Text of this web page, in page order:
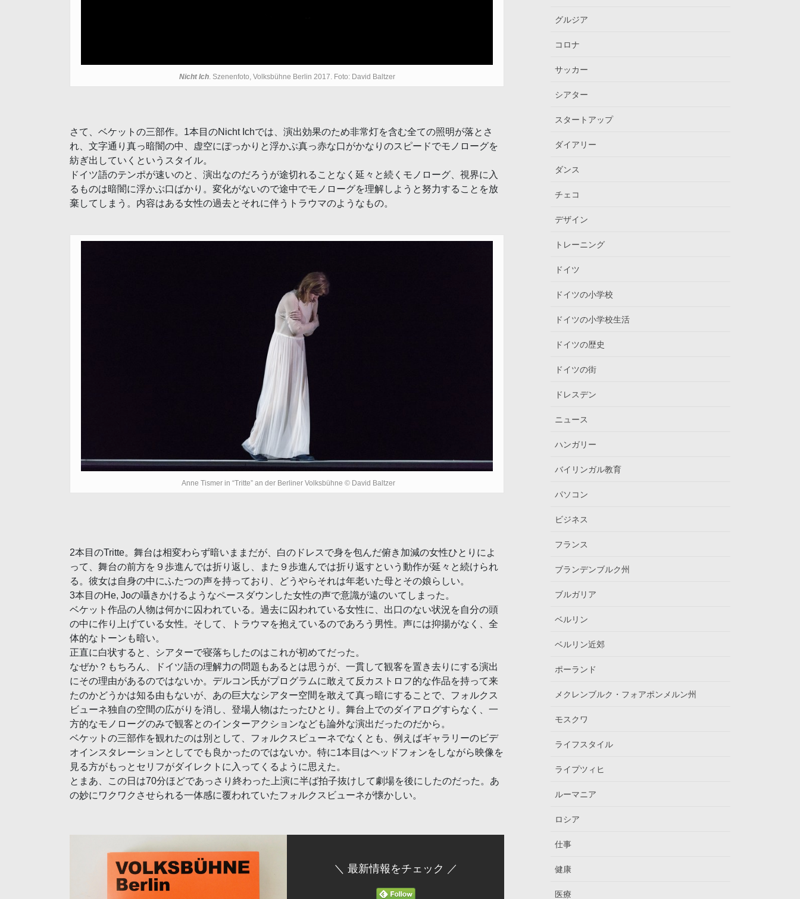
Nicht Ich. Szenenfoto, Volksbühne Berlin 2017. Foto: David Baltzer
さて、ベケットの三部作。1本目のNicht Ichでは、演出効果のため非常灯を含む全ての照明が落とさ
れ、文字通り真っ暗闇の中、虚空にぽっかりと浮かぶ真っ赤な口がかなりのスピードでモノローグを
紡ぎ出していくというスタイル。
ドイツ語のテンポが速いのと、演出なのだろうが途切れることなく延々と続くモノローグ、視界に入
るものは暗闇に浮かぶ口ばかり。変化がないので途中でモノローグを理解しようと努力することを放
棄してしまう。内容はある女性の過去とそれに伴うトラウマのようなもの。
Anne Tismer in “Tritte” an der Berliner Volksbühne © David Baltzer
2本目のTritte。舞台は相変わらず暗いままだが、白のドレスで身を包んだ俯き加減の女性ひとりによ
って、舞台の前方を９歩進んでは折り返し、また９歩進んでは折り返すという動作が延々と続けられ
る。彼女は自身の中にふたつの声を持っており、どうやらそれは年老いた母とその娘らしい。
3本目のHe, Joの囁きかけるようなペースダウンした女性の声で意識が遠のいてしまった。
ベケット作品の人物は何かに囚われている。過去に囚われている女性に、出口のない状況を自分の頭
の中に作り上げている女性。そして、トラウマを抱えているのであろう男性。声には抑揚がなく、全
体的なトーンも暗い。
正直に白状すると、シアターで寝落ちしたのはこれが初めてだった。
なぜか？もちろん、ドイツ語の理解力の問題もあるとは思うが、一貫して観客を置き去りにする演出
にその理由があるのではないか。デルコン氏がプログラムに敢えて反カストロフ的な作品を持って来
たのかどうかは知る由もないが、あの巨大なシアター空間を敢えて真っ暗にすることで、フォルクス
ビューネ独自の空間の広がりを消し、登場人物はたったひとり。舞台上でのダイアログすらなく、一
方的なモノローグのみで観客とのインターアクションなども論外な演出だったのだから。
ベケットの三部作を観れたのは別として、フォルクスビューネでなくとも、例えばギャラリーのビデ
オインスタレーションとしてでも良かったのではないか。特に1本目はヘッドフォンをしながら映像を
見る方がもっとセリフがダイレクトに入ってくるように思えた。
とまあ、この日は70分ほどであっさり終わった上演に半ば拍子抜けして劇場を後にしたのだった。あ
の妙にワクワクさせられる一体感に覆われていたフォルクスビューネが懐かしい。
＼ 最新情報をチェック ／
グルジア
コロナ
サッカー
シアター
スタートアップ
ダイアリー
ダンス
チェコ
デザイン
トレーニング
ドイツ
ドイツの小学校
ドイツの小学校生活
ドイツの歴史
ドイツの街
ドレスデン
ニュース
ハンガリー
バイリンガル教育
パソコン
ビジネス
フランス
ブランデンブルク州
ブルガリア
ベルリン
ベルリン近郊
ポーランド
メクレンブルク・フォアポンメルン州
モスクワ
ライフスタイル
ライプツィヒ
ルーマニア
ロシア
仕事
健康
医療